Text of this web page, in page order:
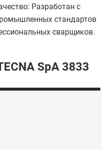
Разработан с
стандартов
сварщиков.
SpA 3833